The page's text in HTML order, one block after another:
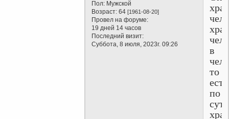
Пол: Мужской
Возраст: 64[1961-08-20]
Провел на форуме:
19 дней 14 часов
Последний визит:
Суббота, 8 июля, 2023г. 09:26
в
то
по